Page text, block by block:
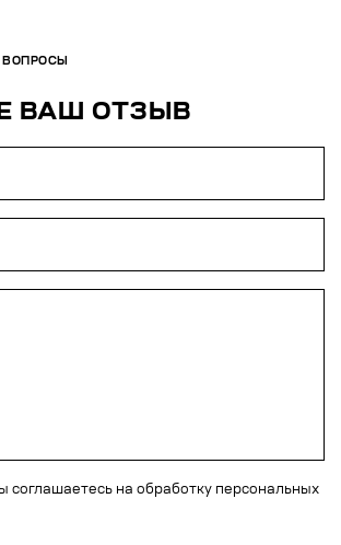
ВОПРОСЫ
ВАШ ОТЗЫВ
соглашаетесь на обработку персональных